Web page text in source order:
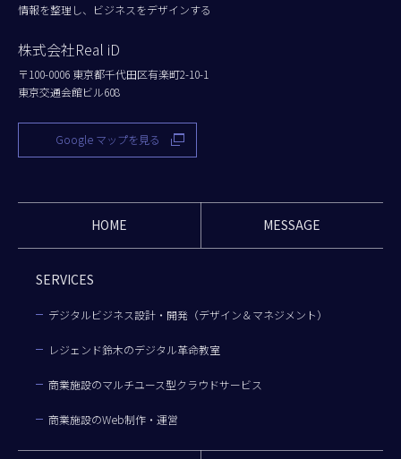
情報を整理し、ビジネスをデザインする
株式会社Real iD
〒100-0006 東京都千代田区有楽町2-10-1
東京交通会館ビル608
Google マップを見る
HOME MESSAGE
SERVICES
デジタルビジネス設計・開発（デザイン＆マネジメント）
レジェンド鈴木のデジタル革命教室
商業施設のマルチユース型クラウドサービス
商業施設のWeb制作・運営